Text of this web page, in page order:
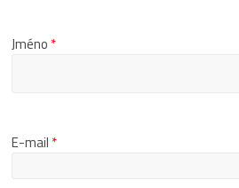
Jméno *
E-mail *